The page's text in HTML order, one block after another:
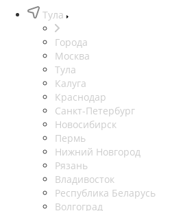
Тула
Города
Москва
Тула
Калуга
Краснодар
Санкт-Петербург
Новосибирск
Пермь
Нижний Новгород
Рязань
Владивосток
Республика Беларусь
Волгоград